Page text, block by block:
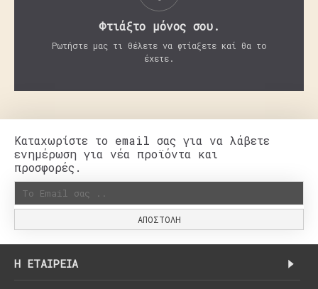
Φτιάξτο μόνος σου.
Ρωτήστε μας τι θέλετε να φτίαξετε καί θα το
έχετε.
Καταχωρίστε το email σας για να λάβετε
ενημέρωση για νέα προϊόντα και
προσφορές.
ΑΠΟΣΤΟΛΉ
H ΕΤΑΙΡΕΊΑ